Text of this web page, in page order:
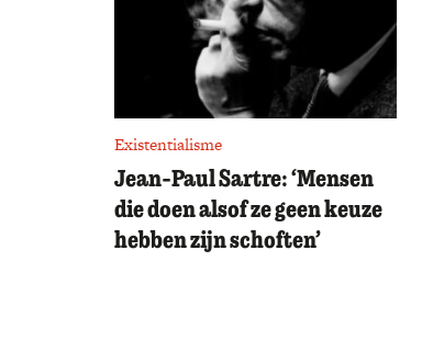
Existentialisme
Jean-Paul Sartre: ‘Mensen
die doen alsof ze geen keuze
hebben zijn schoften’